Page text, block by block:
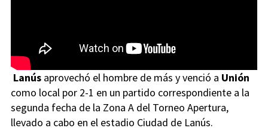
Lanús aprovechó el hombre de más y venció a Unión
como local por 2-1 en un partido correspondiente a la
segunda fecha de la Zona A del Torneo Apertura,
llevado a cabo en el estadio Ciudad de Lanús.